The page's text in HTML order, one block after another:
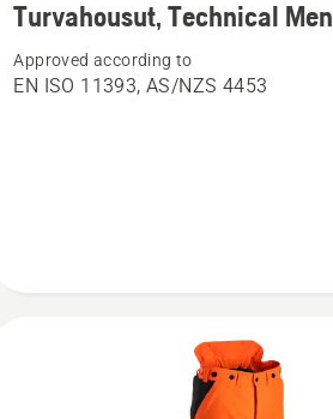
tuotteesta
Turvahousut,
Turvahousut, Technical Men
Approved according to
EN ISO 11393, AS/NZS 4453